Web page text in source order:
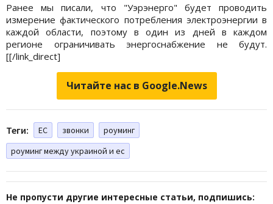
Ранее мы писали, что "Уэрэнерго" будет проводить
измерение фактического потребления электроэнергии в
каждой области, поэтому в один из дней в каждом
регионе ограничивать энергоснабжение не будут.
[[/link_direct]
Читайте нас в Google.News
Теги: ЕС звонки
роуминг
роуминг между украиной и ес
Не пропусти другие интересные статьи, подпишись: